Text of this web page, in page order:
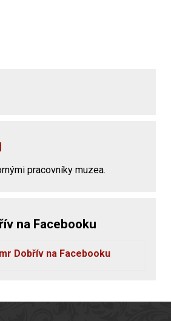
pracovníky muzea.
na Facebooku
Dobřív na Facebooku